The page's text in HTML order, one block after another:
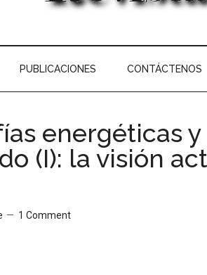
PUBLICACIONES CONTÁCTENOS
energéticas y
(I): la visión
1 Comment